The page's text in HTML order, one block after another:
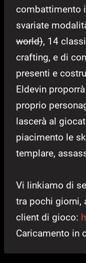
combattimento
svariate
world), 14
crafting, e di
presenti e
Eldevin
proprio
lascerà al
piacimento le
templare,
Vi linkiamo di
tra pochi giorni,
client di gioco:
Caricamento in